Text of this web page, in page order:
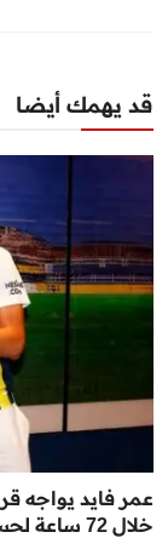
قد يهمك أيضا
عمر فايد يواجه
خلال 72 ساعة لحسم مستقبله